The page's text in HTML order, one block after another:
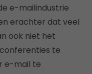
e-mailindustrie
erachter dat veel
ook niet het
te
e-mail te